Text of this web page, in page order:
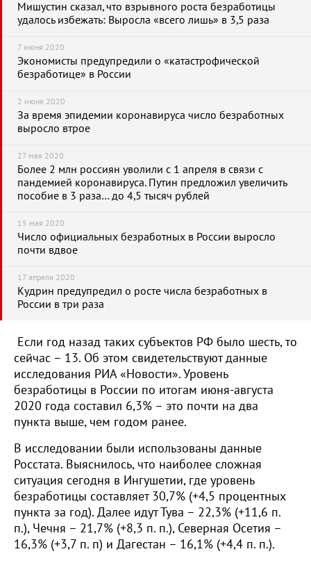
Мишустин сказал, что взрывного роста безработицы
удалось избежать: Выросла «всего лишь» в 3,5 раза
7 июня 2020
Экономисты предупредили о «катастрофической
безработице» в России
2 июня 2020
За время эпидемии коронавируса число безработных
выросло втрое
27 мая 2020
Более 2 млн россиян уволили с 1 апреля в связи с
пандемией коронавируса. Путин предложил увеличить
пособие в 3 раза… до 4,5 тысяч рублей
15 мая 2020
Число официальных безработных в России выросло
почти вдвое
17 апреля 2020
Кудрин предупредил о росте числа безработных в
России в три раза
Если год назад таких субъектов РФ было шесть, то
сейчас – 13. Об этом свидетельствуют данные
исследования РИА «Новости». Уровень
безработицы в России по итогам июня-августа
2020 года составил 6,3% – это почти на два
пункта выше, чем годом ранее.
В исследовании были использованы данные
Росстата. Выяснилось, что наиболее сложная
ситуация сегодня в Ингушетии, где уровень
безработицы составляет 30,7% (+4,5 процентных
пункта за год). Далее идут Тува – 22,3% (+11,6 п.
п.), Чечня – 21,7% (+8,3 п. п.), Северная Осетия –
16,3% (+3,7 п. п) и Дагестан – 16,1% (+4,4 п. п.).